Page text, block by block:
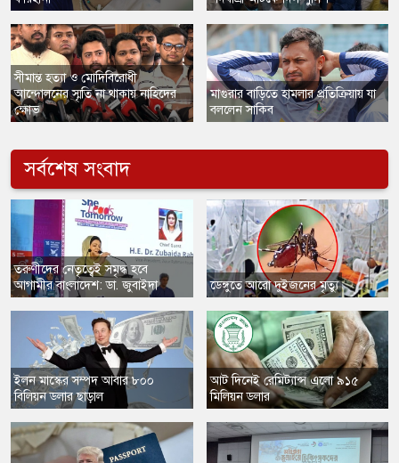
সীমান্ত হত্যা ও মোদিবিরোধী
আন্দোলনের স্মৃতি না থাকায় নাহিদের
ক্ষোভ
​মাগুরার বাড়িতে হামলার প্রতিক্রিয়ায় যা
বললেন সাকিব
সর্বশেষ সংবাদ
​তরুণীদের নেতৃত্বেই সমৃদ্ধ হবে
আগামীর বাংলাদেশ: ডা. জুবাইদা
​ইলন মাস্কের সম্পদ আবার ৮০০
বিলিয়ন ডলার ছাড়াল
​ডেঙ্গুতে আরো দুইজনের মৃত্যু
​আট দিনেই রেমিট্যান্স এলো ৯১৫
মিলিয়ন ডলার